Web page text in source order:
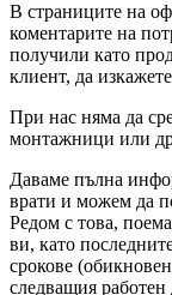
В страниците на
коментарите на
получили като
клиент, да
При нас няма да
монтажници или
Даваме пълна
врати и можем да
Редом с това,
ви, като
срокове
следващия работен